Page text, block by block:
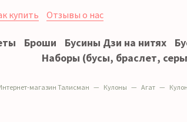
купить Отзывы о нас
Броши Бусины Дзи на нитях
Наборы (бусы, браслет,
магазин Талисман Кулоны Агат Кулон